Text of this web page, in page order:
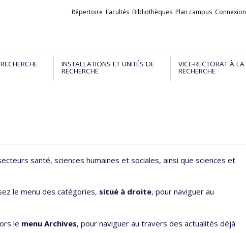
Liens
Répertoire Facultés Bibliothèques Plan campus Connexion
INSTALLATIONS ET UNITÉS DE
RECHERCHE
VICE-RECTORAT À LA
RECHERCHE
santé, sciences humaines et sociales, ainsi que sciences et
le menu des catégories, situé à droite, pour naviguer au
le menu Archives, pour naviguer au travers des actualités déjà